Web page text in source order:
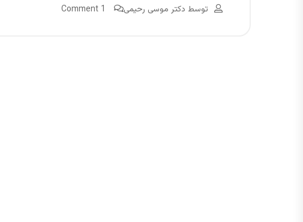
توسط دکتر موسی رحیمی 1 Comment